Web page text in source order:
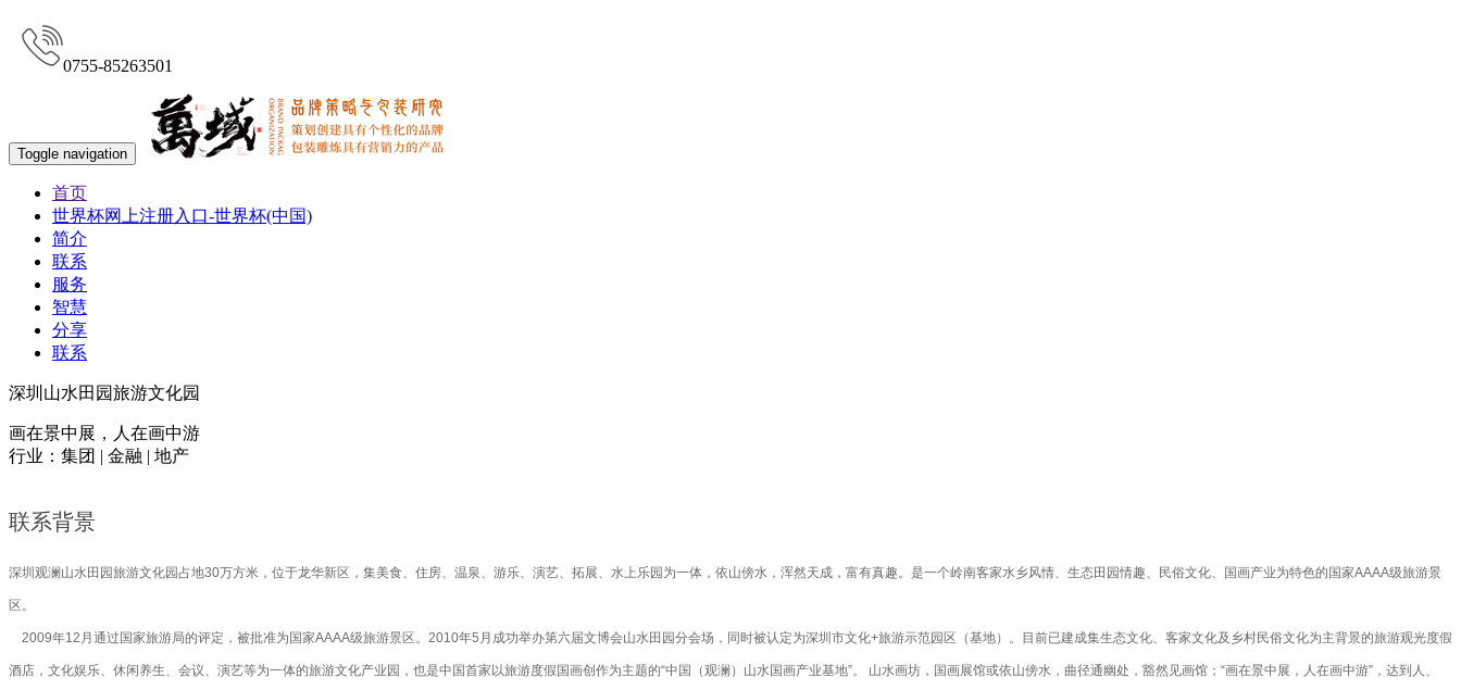
0755-85263501
Toggle navigation
首页
世界杯网上注册入口-世界杯(中国)
简介
联系
服务
智慧
分享
联系
深圳山水田园旅游文化园
画在景中展，人在画中游
行业：集团 | 金融 | 地产
联系背景
深圳观澜山水田园旅游文化园占地30万方米，位于龙华新区，集美食、住房、温泉、游乐、演艺、拓展、水上乐园为一体，依山傍水，浑然天成，富有真趣。是一个岭南客家水乡风情、生态田园情趣、民俗文化、国画产业为特色的国家AAAA级旅游景
区。
2009年12月通过国家旅游局的评定，被批准为国家AAAA级旅游景区。2010年5月成功举办第六届文博会山水田园分会场，同时被认定为深圳市文化+旅游示范园区（基地）。目前已建成集生态文化、客家文化及乡村民俗文化为主背景的旅游观光度假
酒店，文化娱乐、休闲养生、会议、演艺等为一体的旅游文化产业园，也是中国首家以旅游度假国画创作为主题的“中国（观澜）山水国画产业基地”。 山水画坊，国画展馆或依山傍水，曲径通幽处，豁然见画馆；“画在景中展，人在画中游”，达到人、